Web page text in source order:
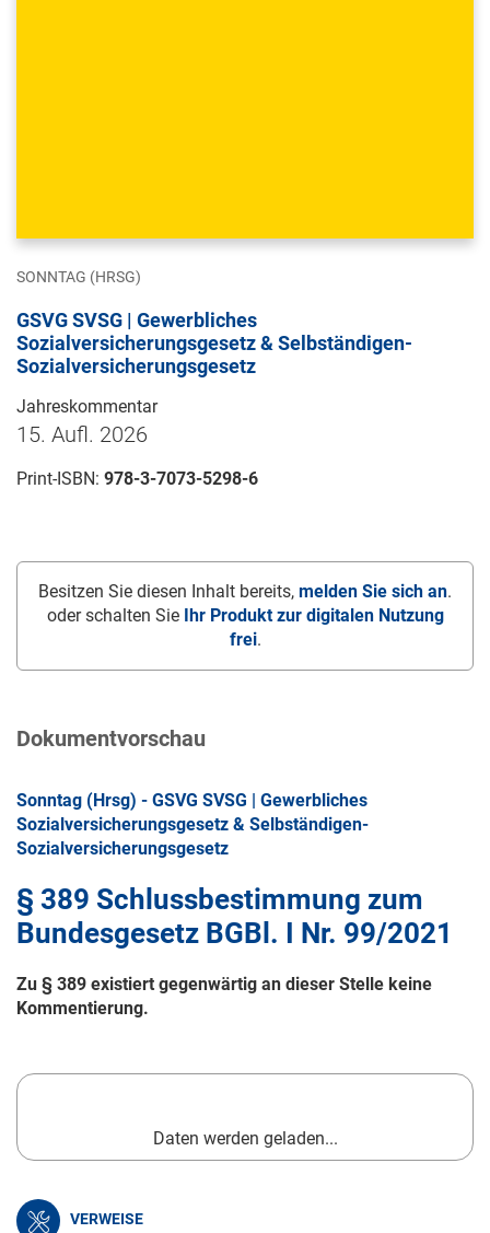
SONNTAG (HRSG)
GSVG SVSG | Gewerbliches
Sozialversicherungsgesetz & Selbständigen-
Sozialversicherungsgesetz
Jahreskommentar
15. Aufl. 2026
Print-ISBN: 978-3-7073-5298-6
Besitzen Sie diesen Inhalt bereits, melden Sie sich an.
oder schalten Sie
Ihr Produkt zur digitalen Nutzung
frei.
Dokumentvorschau
Sonntag (Hrsg) - GSVG SVSG | Gewerbliches
Sozialversicherungsgesetz & Selbständigen-
Sozialversicherungsgesetz
§ 389 Schlussbestimmung zum
Bundesgesetz BGBl. I Nr. 99/2021
Zu § 389 existiert gegenwärtig an dieser Stelle keine
Kommentierung.
Daten werden geladen...
VERWEISE